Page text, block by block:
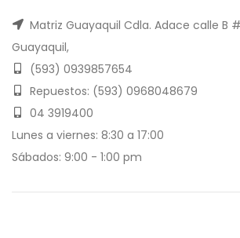
Matriz Guayaquil Cdla. Adace calle B
Guayaquil,
(593) 0939857654
Repuestos: (593) 0968048679
04 3919400
Lunes a viernes: 8:30 a 17:00
Sábados: 9:00 - 1:00 pm